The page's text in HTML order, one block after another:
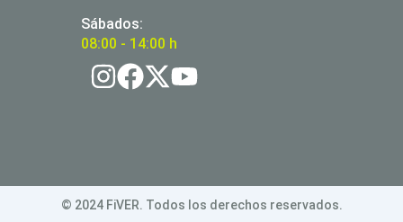
Sábados:
08:00 - 14:00 h
© 2024 FiVER. Todos los derechos reservados.